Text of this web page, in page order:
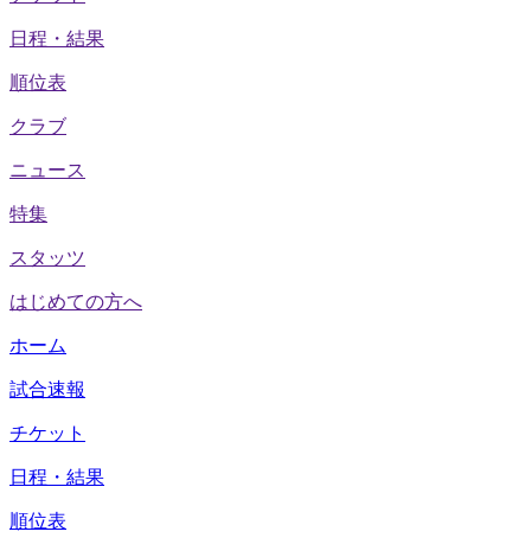
日程・結果
順位表
クラブ
ニュース
特集
スタッツ
はじめての方へ
ホーム
試合速報
チケット
日程・結果
順位表